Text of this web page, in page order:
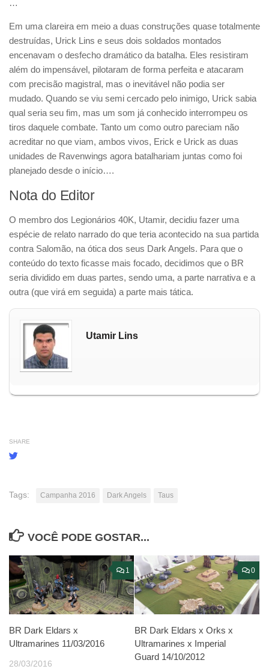
…
Em uma clareira em meio a duas construções quase totalmente
destruídas, Urick Lins e seus dois soldados montados
encenavam o desfecho dramático da batalha. Eles resistiram
além do impensável, pilotaram de forma perfeita e atacaram
com precisão magistral, mas o inevitável não podia ser
mudado. Quando se viu semi cercado pelo inimigo, Urick sabia
qual seria seu fim, mas um som já conhecido interrompeu os
tiros daquele combate. Tanto um como outro pareciam não
acreditar no que viam, ambos vivos, Erick e Urick as duas
unidades de Ravenwings agora batalhariam juntas como foi
planejado desde o início….
Nota do Editor
O membro dos Legionários 40K, Utamir, decidiu fazer uma
espécie de relato narrado do que teria acontecido na sua partida
contra Salomão, na ótica dos seus Dark Angels. Para que o
conteúdo do texto ficasse mais focado, decidimos que o BR
seria dividido em duas partes, sendo uma, a parte narrativa e a
outra (que virá em seguida) a parte mais tática.
Utamir Lins
SHARE
Tags: Campanha 2016 Dark Angels Taus
VOCÊ PODE GOSTAR...
1
BR Dark Eldars x
Ultramarines 11/03/2016
28/03/2016
0
BR Dark Eldars x Orks x
Ultramarines x Imperial
Guard 14/10/2012